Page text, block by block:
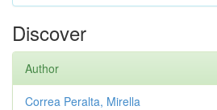
Discover
Author
Correa Peralta, Mirella